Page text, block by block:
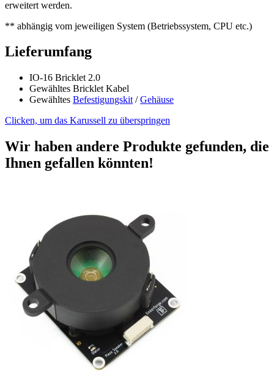
erweitert werden.
** abhängig vom jeweiligen System (Betriebssystem, CPU etc.)
Lieferumfang
IO-16 Bricklet 2.0
Gewähltes Bricklet Kabel
Gewähltes Befestigungskit /Gehäuse
Clicken, um das Karussell zu überspringen
Wir haben andere Produkte gefunden, die
Ihnen gefallen könnten!